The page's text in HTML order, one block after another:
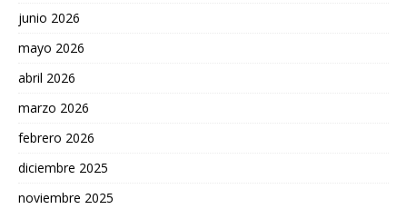
junio 2026
mayo 2026
abril 2026
marzo 2026
febrero 2026
diciembre 2025
noviembre 2025